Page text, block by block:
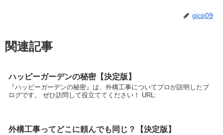
gicp09
関連記事
ハッピーガーデンの秘密【決定版】
『ハッピーガーデンの秘密』は、外構工事についてプロが説明したブ
ログです。 ぜひ訪問して役立ててください！ URL:
外構工事ってどこに頼んでも同じ？【決定版】